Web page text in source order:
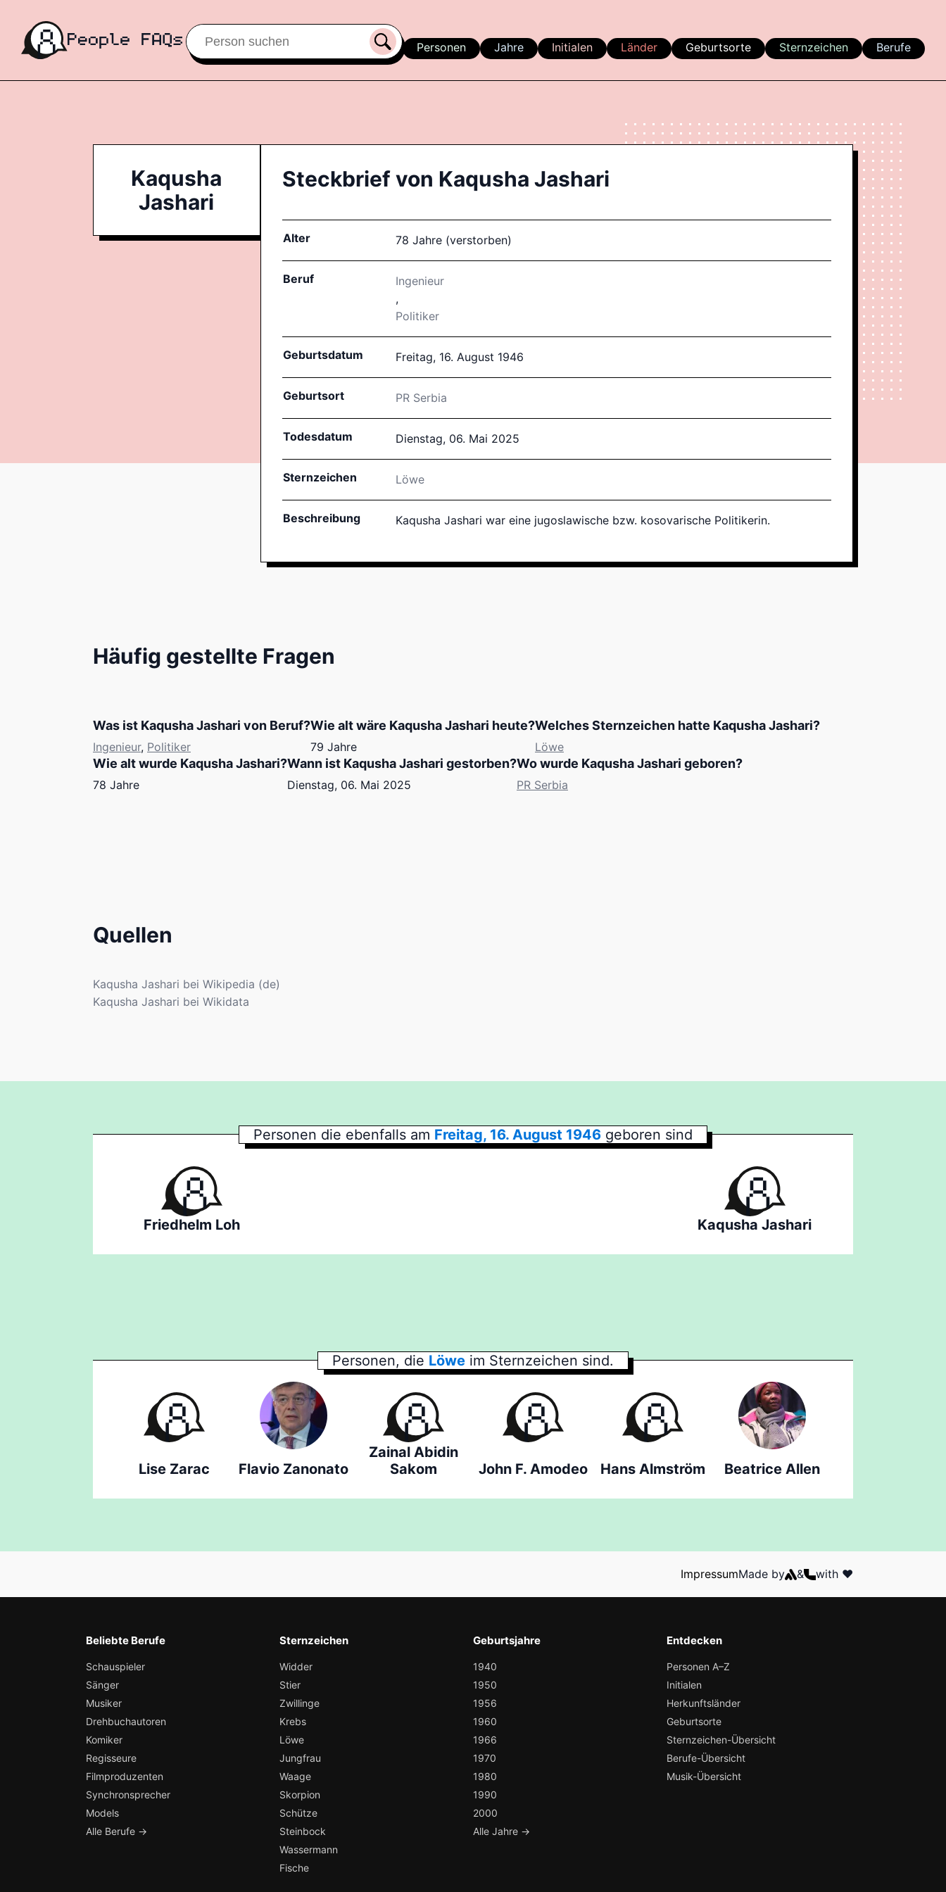
Personen Jahre Initialen Länder Geburtsorte Sternzeichen Berufe
Kaqusha
Jashari
Steckbrief von Kaqusha Jashari
Alter 78 Jahre (verstorben)
Beruf
Ingenieur
,
Politiker
Geburtsdatum Freitag, 16. August 1946
Geburtsort PR Serbia
Todesdatum Dienstag, 06. Mai 2025
Sternzeichen Löwe
Beschreibung Kaqusha Jashari war eine jugoslawische bzw. kosovarische Politikerin.
Häufig gestellte Fragen
Was ist Kaqusha Jashari von Beruf?
Ingenieur, Politiker
Wie alt wäre Kaqusha Jashari heute?
79 Jahre
Welches Sternzeichen hatte Kaqusha Jashari?
Löwe
Wie alt wurde Kaqusha Jashari?
78 Jahre
Wann ist Kaqusha Jashari gestorben?
Dienstag, 06. Mai 2025
Wo wurde Kaqusha Jashari geboren?
PR Serbia
Quellen
Kaqusha Jashari bei Wikipedia (de)
Kaqusha Jashari bei Wikidata
Personen die ebenfalls am Freitag, 16. August 1946 geboren sind
Friedhelm Loh Kaqusha Jashari
Personen, die Löwe im Sternzeichen sind.
Lise Zarac Flavio Zanonato
Zainal Abidin
Sakom
John F. Amodeo Hans Almström Beatrice Allen
ImpressumMade by & with ❤️
Beliebte Berufe
Schauspieler
Sänger
Musiker
Drehbuchautoren
Komiker
Regisseure
Filmproduzenten
Synchronsprecher
Models
Alle Berufe →
Sternzeichen
Widder
Stier
Zwillinge
Krebs
Löwe
Jungfrau
Waage
Skorpion
Schütze
Steinbock
Wassermann
Fische
Geburtsjahre
1940
1950
1956
1960
1966
1970
1980
1990
2000
Alle Jahre →
Entdecken
Personen A–Z
Initialen
Herkunftsländer
Geburtsorte
Sternzeichen-Übersicht
Berufe-Übersicht
Musik-Übersicht